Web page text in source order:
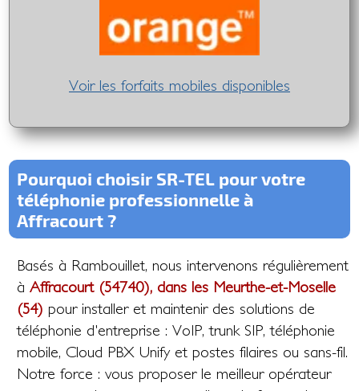
Voir les forfaits mobiles disponibles
Pourquoi choisir SR-TEL pour votre
téléphonie professionnelle à
Affracourt ?
Basés à Rambouillet, nous intervenons régulièrement
àAffracourt (54740), dans les Meurthe-et-Moselle
(54) pour installer et maintenir des solutions de
téléphonie d'entreprise : VoIP, trunk SIP, téléphonie
mobile, Cloud PBX Unify et postes filaires ou sans-fil.
Notre force : vous proposer le meilleur opérateur